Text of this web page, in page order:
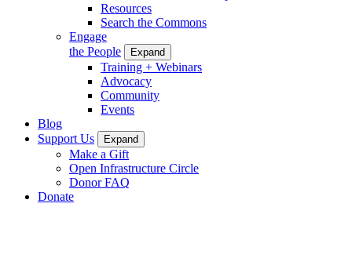
Resources
Search the Commons
Engage
the People
Expand
Training + Webinars
Advocacy
Community
Events
Blog
Support Us
Expand
Make a Gift
Open Infrastructure Circle
Donor FAQ
Donate